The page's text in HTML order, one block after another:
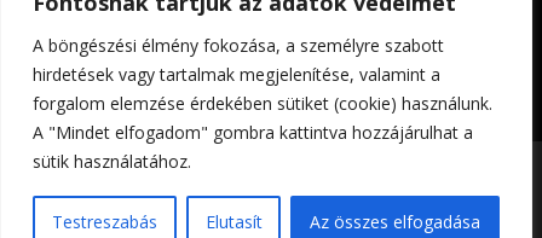
A böngészési élmény fokozása, a személyre szabott
hirdetések vagy tartalmak megjelenítése, valamint a
forgalom elemzése érdekében sütiket (cookie) használunk.
A "Mindet elfogadom" gombra kattintva hozzájárulhat a
sütik használatához.
Testreszabás Elutasít Az összes elfogadása
Impresszum Adatkezelési tájékoztató
Foltin-Globe 2023. | All rights reserved | Készítette: